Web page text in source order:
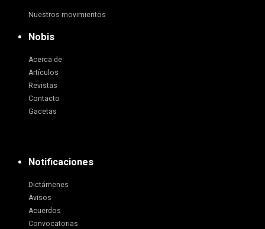
Nuestros movimientos
Nobis
Acerca de
Artículos
Revistas
Contacto
Gacetas
Notificaciones
Dictámenes
Avisos
Acuerdos
Convocatorias